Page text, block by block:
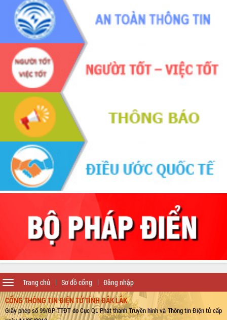
Trang chủ Sơ đồ cổng Đăng nhập
Toggle
navigation
CỔNG THÔNG TIN ĐIỆN TỬ TỈNH ĐẮK LẮK
Giấy phép số 99/GP-TTĐT do Cục QL Phát thanh Truyền hình và Thông tin Điện tử cấp